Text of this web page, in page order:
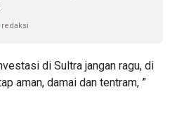
redaksi
di Sultra jangan ragu, di
aman, damai dan tentram, ”